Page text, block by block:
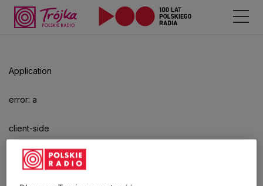
Application
error: a
client-side
exception
aby
odtwarzać.